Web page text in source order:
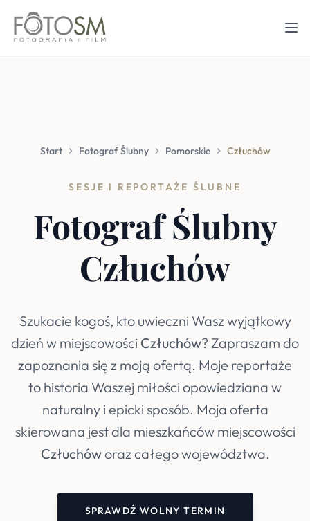
Start Fotograf Ślubny Pomorskie Człuchów
SESJE I REPORTAŻE ŚLUBNE
Fotograf Ślubny
Człuchów
Szukacie kogoś, kto uwieczni Wasz wyjątkowy
dzień w miejscowości Człuchów? Zapraszam do
zapoznania się z moją ofertą. Moje reportaże
to historia Waszej miłości opowiedziana w
naturalny i epicki sposób. Moja oferta
skierowana jest dla mieszkańców miejscowości
Człuchóworaz całego województwa.
SPRAWDŹ WOLNY TERMIN